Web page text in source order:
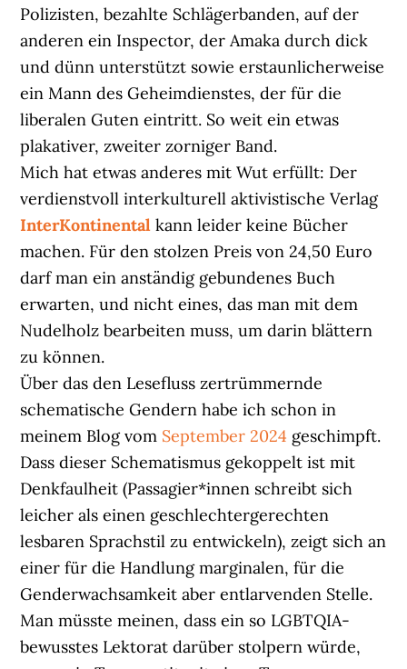
Polizisten, bezahlte Schlägerbanden, auf der
anderen ein Inspector, der Amaka durch dick
und dünn unterstützt sowie erstaunlicherweise
ein Mann des Geheimdienstes, der für die
liberalen Guten eintritt. So weit ein etwas
plakativer, zweiter zorniger Band.
Mich hat etwas anderes mit Wut erfüllt: Der
verdienstvoll interkulturell aktivistische Verlag
InterKontinental kann leider keine Bücher
machen. Für den stolzen Preis von 24,50 Euro
darf man ein anständig gebundenes Buch
erwarten, und nicht eines, das man mit dem
Nudelholz bearbeiten muss, um darin blättern
zu können.
Über das den Lesefluss zertrümmernde
schematische Gendern habe ich schon in
meinem Blog vom September 2024 geschimpft.
Dass dieser Schematismus gekoppelt ist mit
Denkfaulheit (Passagier*innen schreibt sich
leicher als einen geschlechtergerechten
lesbaren Sprachstil zu entwickeln), zeigt sich an
einer für die Handlung marginalen, für die
Genderwachsamkeit aber entlarvenden Stelle.
Man müsste meinen, dass ein so LGBTQIA-
bewusstes Lektorat darüber stolpern würde,